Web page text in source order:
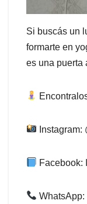
Si buscás un
formarte en
es una puerta
Facebook:
WhatsApp: